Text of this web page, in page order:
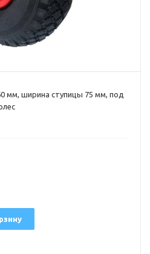
мм, ширина ступицы 75 мм, под